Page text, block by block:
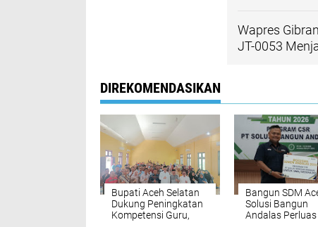
Wapres
JT-0053
DIREKOMENDASIKAN
Bupati Aceh Selatan
Dukung Peningkatan
Kompetensi Guru,
‎Bangun SDM
Solusi Bangun
Andalas Perluas